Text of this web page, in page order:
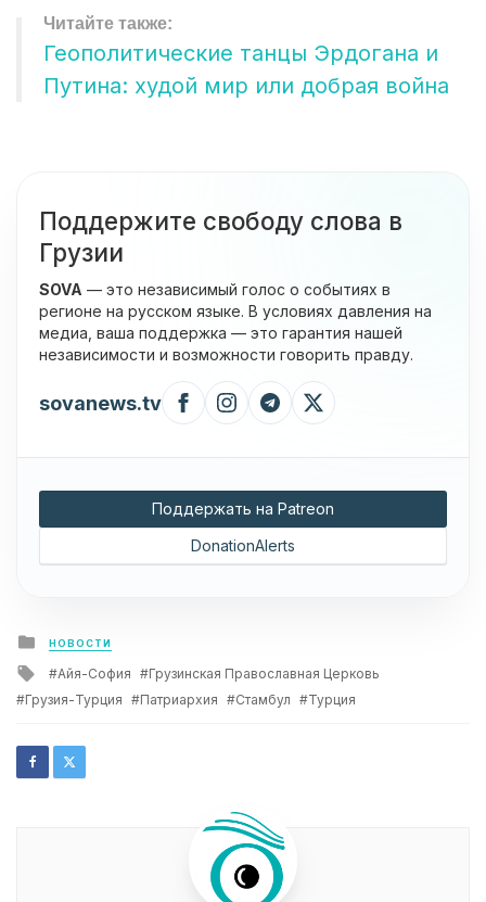
Геополитические танцы Эрдогана и
Путина: худой мир или добрая война
Поддержите свободу слова в
Грузии
SOVA — это независимый голос о событиях в
регионе на русском языке. В условиях давления на
медиа, ваша поддержка — это гарантия нашей
независимости и возможности говорить правду.
sovanews.tv
Поддержать на Patreon
DonationAlerts
Posted
in
НОВОСТИ
Tagged
Айя-София
Грузинская Православная Церковь
Грузия-Турция
Патриархия Стамбул Турция